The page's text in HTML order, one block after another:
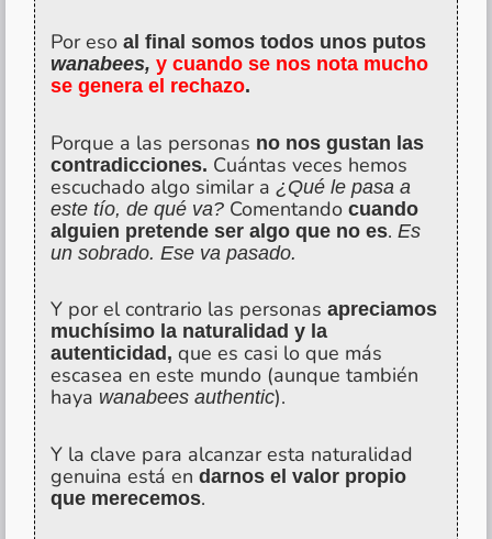
Por eso al final somos todos unos putos
wanabees, y cuando se nos nota mucho
se genera el rechazo.
Porque a las personas no nos gustan las
contradicciones. Cuántas veces hemos
escuchado algo similar a ¿Qué le pasa a
este tío, de qué va? Comentando cuando
alguien pretende ser algo que no es. Es
un sobrado. Ese va pasado.
Y por el contrario las personas apreciamos
muchísimo la naturalidad y la
autenticidad, que es casi lo que más
escasea en este mundo (aunque también
haya wanabees authentic).
Y la clave para alcanzar esta naturalidad
genuina está en darnos el valor propio
que merecemos.